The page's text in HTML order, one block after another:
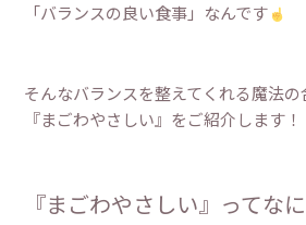
「バランスの良い食事」なんです
そんなバランスを整えてくれる魔法の
『まごわやさしい』をご紹介します！
『まごわやさしい』ってな